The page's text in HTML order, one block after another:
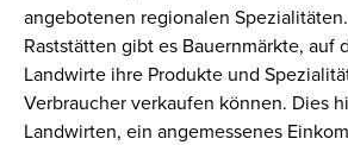
angebotenen regionalen
Raststätten gibt es Bauernmärkte, auf
Landwirte ihre Produkte und
Verbraucher verkaufen können. Dies
Landwirten, ein angemessenes